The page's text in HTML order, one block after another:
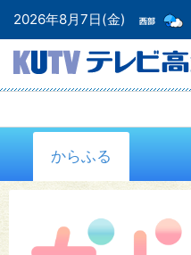
2026年8月7日(金)
からふる